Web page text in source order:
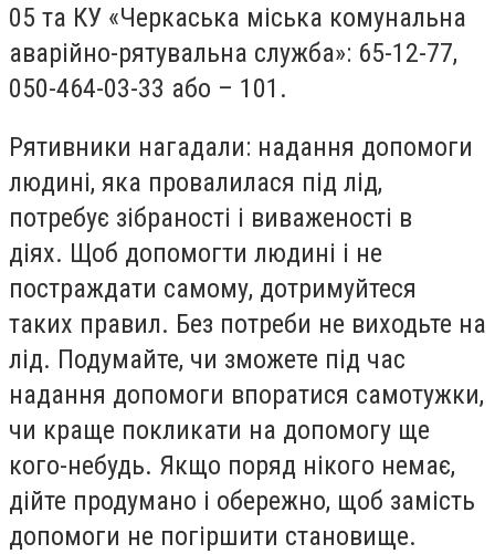
05 та КУ «Черкаська міська комунальна
аварійно-рятувальна служба»: 65-12-77,
050-464-03-33 або – 101.
Рятивники нагадали: надання допомоги
людині, яка провалилася під лід,
потребує зібраності і виваженості в
діях. Щоб допомогти людині і не
постраждати самому, дотримуйтеся
таких правил. Без потреби не виходьте на
лід. Подумайте, чи зможете під час
надання допомоги впоратися самотужки,
чи краще покликати на допомогу ще
кого-небудь. Якщо поряд нікого немає,
дійте продумано і обережно, щоб замість
допомоги не погіршити становище.